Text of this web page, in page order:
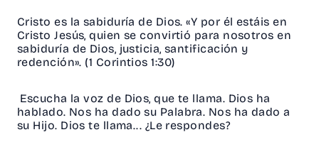
Cristo es la sabiduría de Dios. «Y por él estáis en
Cristo Jesús, quien se convirtió para nosotros en
sabiduría de Dios, justicia, santificación y
redención». (1 Corintios 1:30)
Escucha la voz de Dios, que te llama. Dios ha
hablado. Nos ha dado su Palabra. Nos ha dado a
su Hijo. Dios te llama... ¿Le respondes?